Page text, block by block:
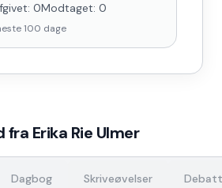
0Modtaget: 0
100 dage
fra Erika Rie Ulmer
Dagbog Skriveøvelser